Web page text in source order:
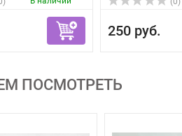
250 руб.
ПОСМОТРЕТЬ